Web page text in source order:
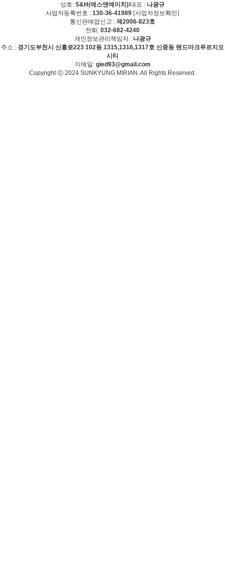
상호: S&H(에스앤에이치) 대표 : 나광규
사업자등록번호 : 130-36-41989 [사업자정보확인]
통신판매업신고 : 제2006-823호
전화: 032-682-4240
개인정보관리책임자 : 나광규
주소 : 경기도부천시 신흥로223 102동 1315,1316,1317호 신중동 랜드마크푸르지오
시티
이메일: gied93@gmail.com
Copyright ⓒ 2024 SUNKYUNG MIRIAN. All Rights Reserved.